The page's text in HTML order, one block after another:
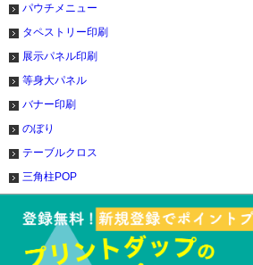
パウチメニュー
タペストリー印刷
展示パネル印刷
等身大パネル
バナー印刷
のぼり
テーブルクロス
三角柱POP